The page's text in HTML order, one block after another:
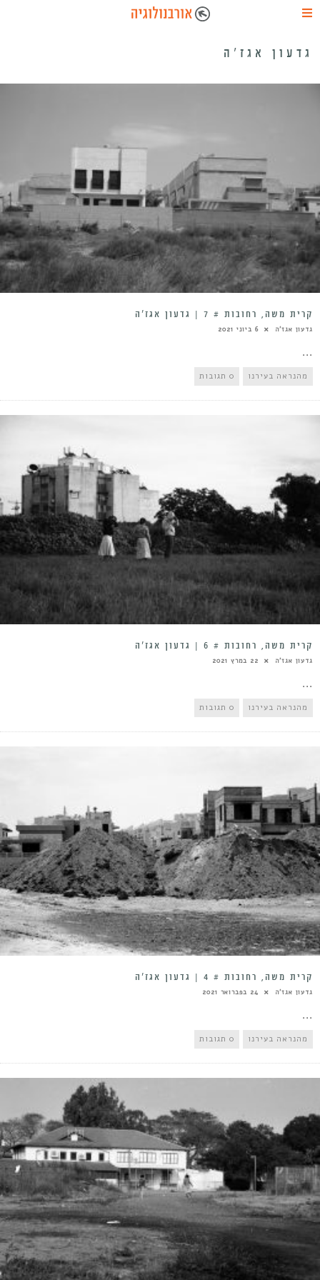
גדעון אגז'ה
קרית משה, רחובות # 7 | גדעון אגז’ה
גדעון אגז'ה 6 ביוני 2021
...
מהנראה בעירנו 0 תגובות
קרית משה, רחובות # 6 | גדעון אגז’ה
גדעון אגז'ה 22 במרץ 2021
...
מהנראה בעירנו 0 תגובות
קרית משה, רחובות # 4 | גדעון אגז’ה
גדעון אגז'ה 24 בפברואר 2021
...
מהנראה בעירנו 0 תגובות